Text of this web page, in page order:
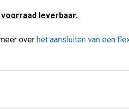
leverbaar.
overhet aansluiten van een